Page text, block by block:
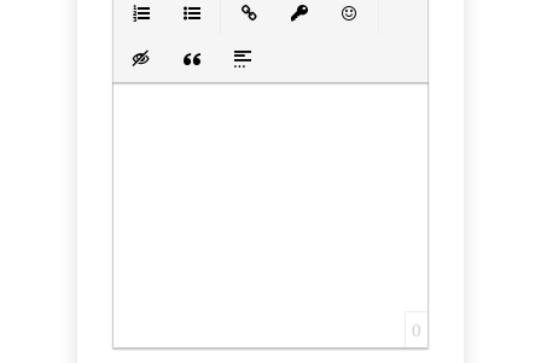
Вставка скрытого текста
Вставка цитаты
Вставка спойлера
0